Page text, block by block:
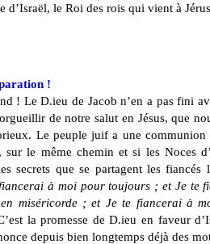
d’Israël, le Roi des rois qui vient à
!
! Le D.ieu de Jacob n’en a pas fini
de notre salut en Jésus, que
Le peuple juif a une communion
sur le même chemin et si les Noces
secrets que se partagent les fiancés
à moi pour toujours ; et Je te
miséricorde ; et Je te fiancerai à
la promesse de D.ieu en faveur
depuis bien longtemps déjà des